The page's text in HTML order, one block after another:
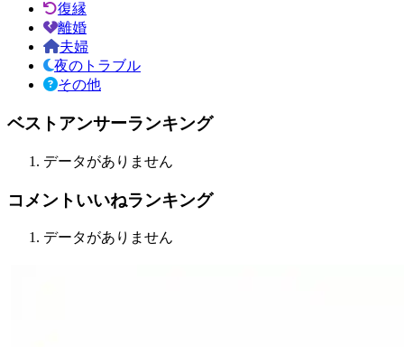
復縁
離婚
夫婦
夜のトラブル
その他
ベストアンサーランキング
データがありません
コメントいいねランキング
データがありません